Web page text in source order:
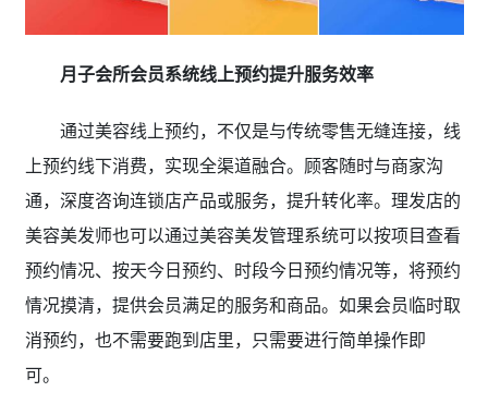
月子会所会员系统线上预约提升服务效率
通过美容线上预约，不仅是与传统零售无缝连接，线
上预约线下消费，实现全渠道融合。顾客随时与商家沟
通，深度咨询连锁店产品或服务，提升转化率。理发店的
美容美发师也可以通过美容美发管理系统可以按项目查看
预约情况、按天今日预约、时段今日预约情况等，将预约
情况摸清，提供会员满足的服务和商品。如果会员临时取
消预约，也不需要跑到店里，只需要进行简单操作即
可。